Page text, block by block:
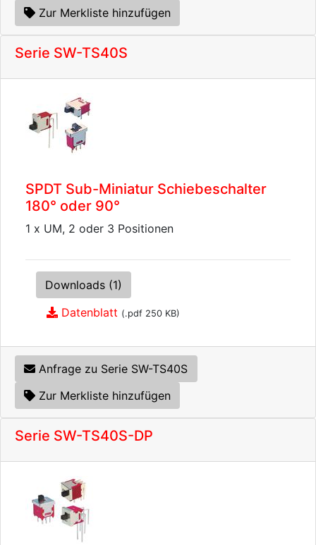
Zur Merkliste hinzufügen
Serie SW-TS40S
SPDT Sub-Miniatur Schiebeschalter
180° oder 90°
1 x UM, 2 oder 3 Positionen
Downloads (1)
Datenblatt (.pdf 250 KB)
Anfrage zu Serie SW-TS40S
Zur Merkliste hinzufügen
Serie SW-TS40S-DP